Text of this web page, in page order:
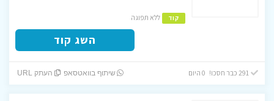
קוד ללא תפוגה
השג קוד
שיתוף בוואטסאפ העתק URL